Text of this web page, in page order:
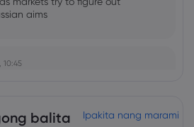
aims
10:45
balita Ipakita nang marami